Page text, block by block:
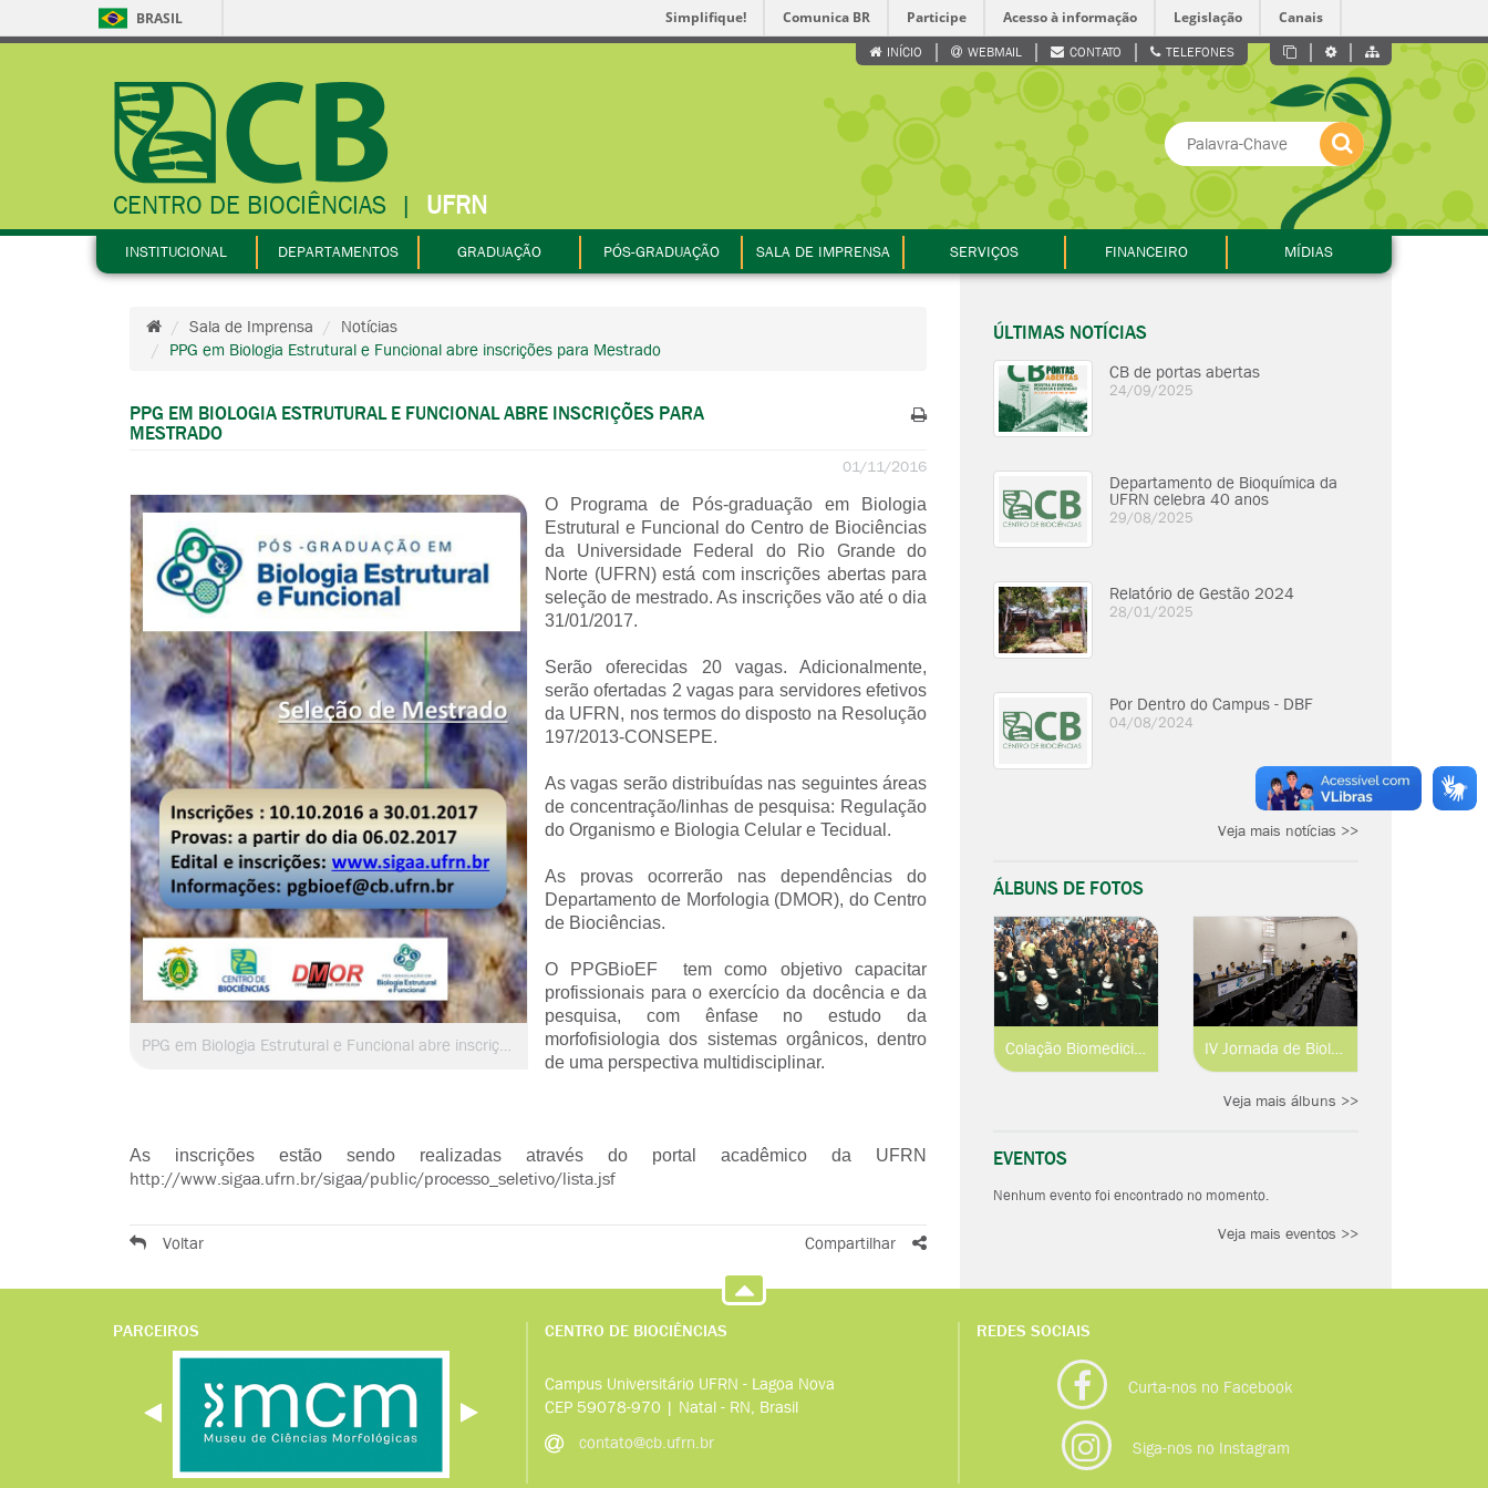
BRASIL Simplifique! Comunica BR Participe Acesso à informação Legislação Canais
INÍCIO WEBMAIL CONTATO TELEFONES
CENTRO DE BIOCIÊNCIAS | UFRN
INSTITUCIONAL DEPARTAMENTOS GRADUAÇÃO PÓS-GRADUAÇÃO SALA DE IMPRENSA SERVIÇOS FINANCEIRO MÍDIAS
Sala de Imprensa
Notícias
PPG em Biologia Estrutural e Funcional abre inscrições para Mestrado
PPG EM BIOLOGIA ESTRUTURAL E FUNCIONAL ABRE INSCRIÇÕES PARA
MESTRADO
01/11/2016
PPG em Biologia Estrutural e Funcional abre inscrições para Mestrado
O Programa de Pós-graduação em Biologia
Estrutural e Funcional do Centro de Biociências
da Universidade Federal do Rio Grande do
Norte (UFRN) está com inscrições abertas para
seleção de mestrado. As inscrições vão até o dia
31/01/2017.
Serão oferecidas 20 vagas. Adicionalmente,
serão ofertadas 2 vagas para servidores efetivos
da UFRN, nos termos do disposto na Resolução
197/2013-CONSEPE.
As vagas serão distribuídas nas seguintes áreas
de concentração/linhas de pesquisa: Regulação
do Organismo e Biologia Celular e Tecidual.
As provas ocorrerão nas dependências do
Departamento de Morfologia (DMOR), do Centro
de Biociências.
O PPGBioEF tem como objetivo capacitar
profissionais para o exercício da docência e da
pesquisa, com ênfase no estudo da
morfofisiologia dos sistemas orgânicos, dentro
de uma perspectiva multidisciplinar.
As inscrições estão sendo realizadas através do portal acadêmico da UFRN
http://www.sigaa.ufrn.br/sigaa/public/processo_seletivo/lista.jsf
Voltar Compartilhar
ÚLTIMAS NOTÍCIAS
CB de portas abertas
24/09/2025
Departamento de Bioquímica da
UFRN celebra 40 anos
29/08/2025
Relatório de Gestão 2024
28/01/2025
Por Dentro do Campus - DBF
04/08/2024
Veja mais notícias >>
ÁLBUNS DE FOTOS
Colação Biomedicina e Engenharia de Aquicultura 2019.1 IV Jornada de Biologia Parasitária
Veja mais álbuns >>
EVENTOS
Nenhum evento foi encontrado no momento.
Veja mais eventos >>
PARCEIROS CENTRO DE BIOCIÊNCIAS
Campus Universitário UFRN - Lagoa Nova
CEP 59078-970 | Natal - RN, Brasil
contato@cb.ufrn.br
REDES SOCIAIS
Curta-nos no Facebook
Siga-nos no Instagram